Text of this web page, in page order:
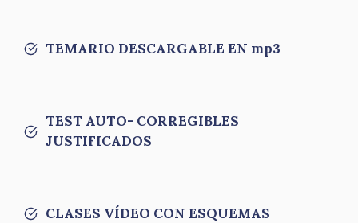
TEMARIO DESCARGABLE EN mp3
TEST AUTO- CORREGIBLES
JUSTIFICADOS
CLASES VÍDEO CON ESQUEMAS